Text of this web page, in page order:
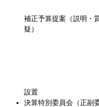
補正予算提案（説明・
決算
設置
決算特別委員会（正副